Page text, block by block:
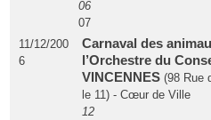
06
07
11/12/200
6
Carnaval des
l’Orchestre du
VINCENNES (98 Rue
le 11) - Cœur de Ville
12